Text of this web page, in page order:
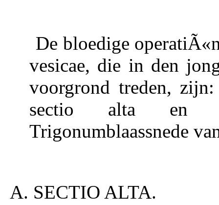
De bloedige
vesicae, die in den
voorgrond treden,
sectio alta en
Trigonumblaassnede
A. SECTIO ALTA.